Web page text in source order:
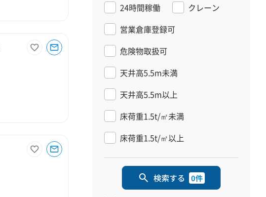
24時間稼働
クレーン
営業倉庫登録可
危険物取扱可
天井高5.5m未満
天井高5.5m以上
床荷重1.5t/㎡未満
床荷重1.5t/㎡以上
検索する 0件